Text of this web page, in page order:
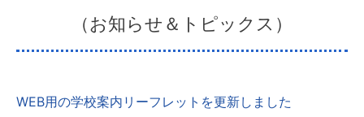
（お知らせ＆トピックス）
WEB用の学校案内リーフレットを更新しました